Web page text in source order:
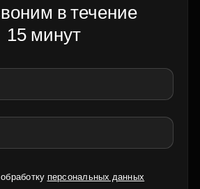
в течение
15 минут
персональных данных